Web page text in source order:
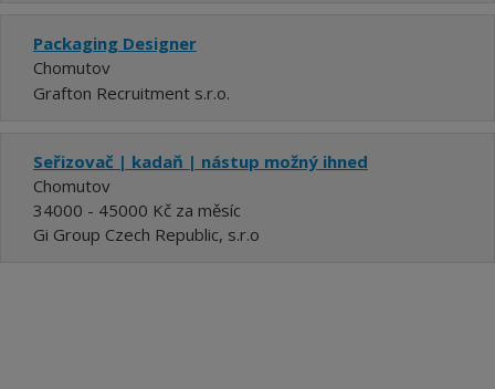
Packaging Designer
Chomutov
Grafton Recruitment s.r.o.
Seřizovač | kadaň | nástup možný ihned
Chomutov
34000 - 45000 Kč za měsíc
Gi Group Czech Republic, s.r.o